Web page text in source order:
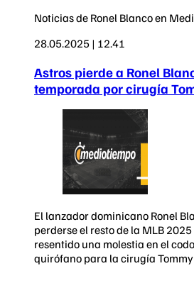
Noticias de Ronel Blanco en
28.05.2025 | 12.41
Astros pierde a Ronel
temporada por cirugía
El lanzador dominicano Ronel
perderse el resto de la MLB
resentido una molestia en el
quirófano para la cirugía Tommy